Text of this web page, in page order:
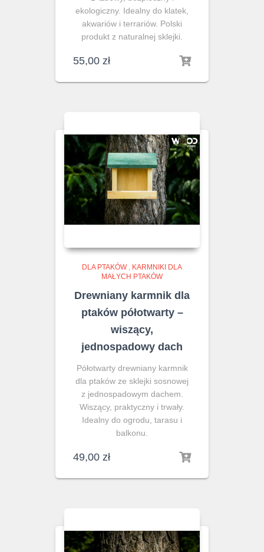
ekologiczny. Idealny do klatek,
akwariów i terrariów. Polski
produkt z naturalnej sklejki.
55,00 zł
DLA PTAKÓW, KARMNIKI DLA
MAŁYCH PTAKÓW
Drewniany karmnik dla
ptaków półotwarty –
wiszący,
jednospadowy dach
Półotwarty drewniany karmnik
dla ptaków ze sklejki sosnowej
z jednospadowym dachem.
Wiszący, praktyczny i trwały.
Idealny do ogrodu, tarasu i
balkonu.
49,00 zł